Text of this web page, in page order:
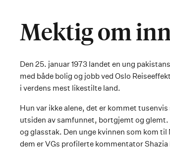
Mektig om
Den 25. januar 1973 landet en ung
med både bolig og jobb ved Oslo
i verdens mest likestilte land.
Hun var ikke alene, det er kommet
utsiden av samfunnet, bortgjemt og
og glasstak. Den unge kvinnen som kom
dem er VGs profilerte kommentator